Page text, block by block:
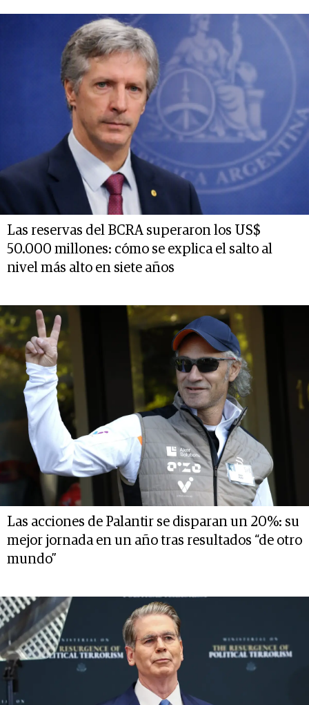
Las reservas del BCRA superaron los US$
50.000 millones: cómo se explica el salto al
nivel más alto en siete años
Las acciones de Palantir se disparan un 20%: su
mejor jornada en un año tras resultados “de otro
mundo”